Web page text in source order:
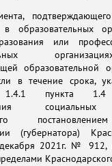
в образовательных
или
образовательной
в течение срока,
1.4.1 пункта 1.4
(губернатора)
2021г. № 912,